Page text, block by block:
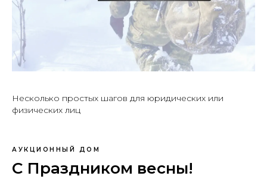
Несколько простых шагов для юридических или
физических лиц
АУКЦИОННЫЙ ДОМ
С Праздником весны!